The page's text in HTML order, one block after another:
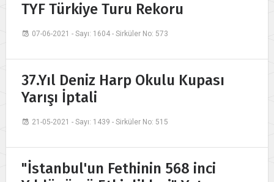
TYF Türkiye Turu Rekoru
07-06-2021 - Sayı: 1604 - Sirküler No: 573
37.Yıl Deniz Harp Okulu Kupası
Yarışı İptali
21-05-2021 - Sayı: 1439 - Sirküler No: 515
"İstanbul'un Fethinin 568 inci